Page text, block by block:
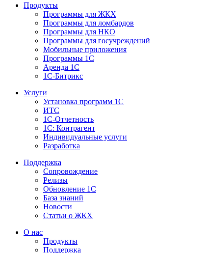
Продукты
Программы для ЖКХ
Программы для ломбардов
Программы для НКО
Программы для госучреждений
Мобильные приложения
Программы 1С
Аренда 1С
1С-Битрикс
Услуги
Установка программ 1С
ИТС
1С-Отчетность
1С: Контрагент
Индивидуальные услуги
Разработка
Поддержка
Сопровождение
Релизы
Обновление 1С
База знаний
Новости
Статьи о ЖКХ
О нас
Продукты
Поддержка